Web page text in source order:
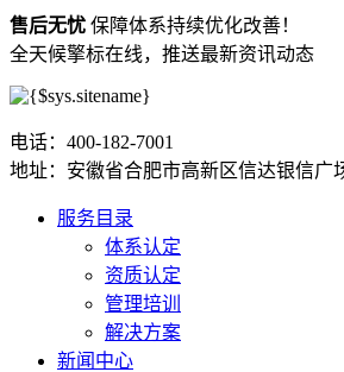
售后无忧 保障体系持续优化改善！
全天候擎标在线，推送最新资讯动态
电话：400-182-7001
地址：安徽省合肥市高新区信达银信广
服务目录
体系认定
资质认定
管理培训
解决方案
新闻中心